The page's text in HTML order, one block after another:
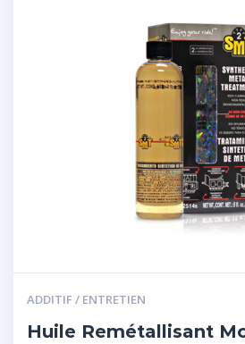
ADDITIF / ENTRETIEN
Huile Remétallisant